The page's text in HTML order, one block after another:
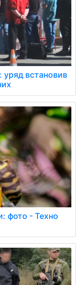
уряд встановив
фото - Техно